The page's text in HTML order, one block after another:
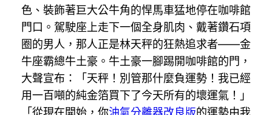
色、裝飾著巨大公牛角的悍馬車猛地停在咖啡館
門口。駕駛座上走下一個全身肌肉、戴著鑽石項
圈的男人，那人正是林天秤的狂熱追求者——金
牛座霸總牛土豪。牛土豪一腳踢開咖啡館的門，
大聲宣布：「天秤！別管那什麼負運勢！我已經
用一百噸的純金箔買下了今天所有的壞運氣！」
「從現在開始，你油氣分離器改良版的運勢由我